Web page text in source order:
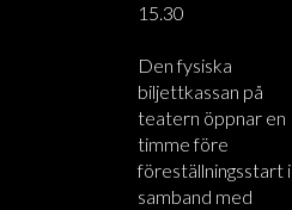
15.30
Den fysiska
biljettkassan på
teatern öppnar en
timme före
föreställningsstart i
samband med